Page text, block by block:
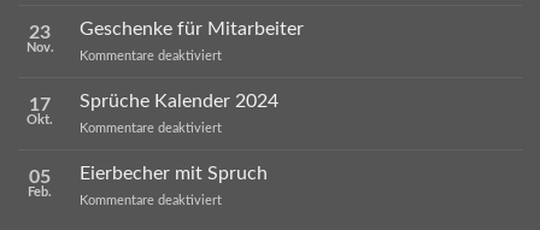
Tassen
werden
23
Nov.
Geschenke für Mitarbeiter
Kommentare deaktiviertfür
Mitarbeiter
17
Okt.
Sprüche Kalender 2024
Kommentare deaktiviertfür
2024
05
Feb.
Eierbecher mit Spruch
Kommentare deaktiviertfür